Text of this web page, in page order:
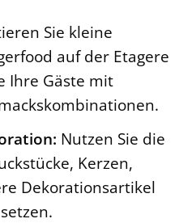
Sie kleine
auf der Etagere
Ihre Gäste mit
Nutzen Sie die
Kerzen,
Dekorationsartikel